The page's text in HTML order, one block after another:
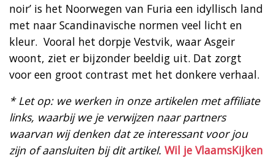
noir’ is het Noorwegen van Furia een idyllisch land
met naar Scandinavische normen veel licht en
kleur. Vooral het dorpje Vestvik, waar Asgeir
woont, ziet er bijzonder beeldig uit. Dat zorgt
voor een groot contrast met het donkere verhaal.
* Let op: we werken in onze artikelen met affiliate
links, waarbij we je verwijzen naar partners
waarvan wij denken dat ze interessant voor jou
zijn of aansluiten bij dit artikel. Wil je VlaamsKijken